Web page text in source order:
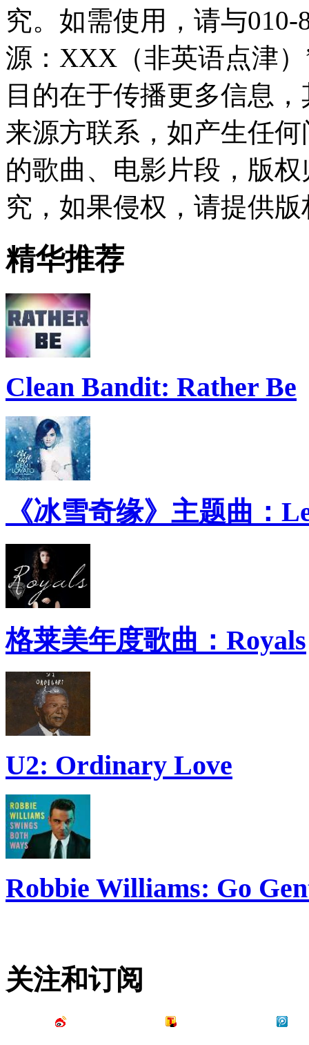
究。如需使用，请与010-
源：XXX（非英语点津
目的在于传播更多信息
来源方联系，如产生任
的歌曲、电影片段，版
究，如果侵权，请提供
精华推荐
Clean Bandit: Rather Be
《冰雪奇缘》主题曲：
格莱美年度歌曲：Royals
U2: Ordinary Love
Robbie Williams: Go
关注和订阅